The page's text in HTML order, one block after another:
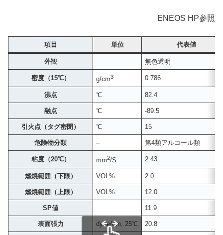
ENEOS HP参照
項目 単位 代表値
外観 – 無色透明
密度（15℃） g/cm3 0.786
沸点 ℃ 82.4
融点 ℃ -89.5
引火点（タグ密閉） ℃ 15
危険物分類 – 第4類アルコール類
粘度（20℃） mm2/S 2.43
燃焼範囲（下限） VOL% 2.0
燃焼範囲（上限） VOL% 12.0
SP値 11.9
表面張力 dyne/cm, 25℃ 20.8